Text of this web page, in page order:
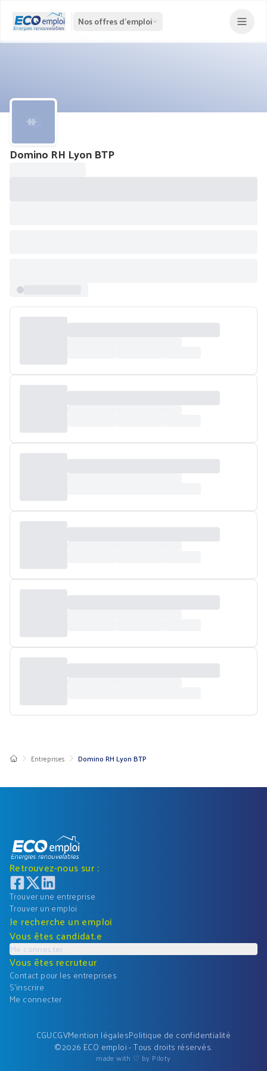
Nos offres d'emploi
Domino RH Lyon BTP
Entreprises Domino RH Lyon BTP
Retrouvez-nous sur :
Trouver une entreprise
Trouver un emploi
Je recherche un emploi
Vous êtes candidat.e
Me connecter
Vous êtes recruteur
Contact pour les entreprises
S'inscrire
Me connecter
CGUCGVMention légalesPolitique de confidentialité
©2026 ECO emploi - Tous droits réservés.
made with ♡ by Piloty